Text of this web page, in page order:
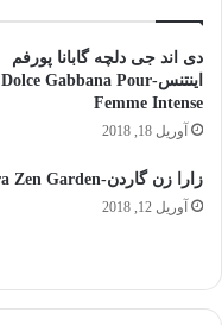
دی اند جی دلچه گابانا پورفم
اینتنس-Dolce Gabbana Pour
Femme Intense
آوریل 18, 2018
زارا زن گاردن-Zara Zen Garden
آوریل 12, 2018